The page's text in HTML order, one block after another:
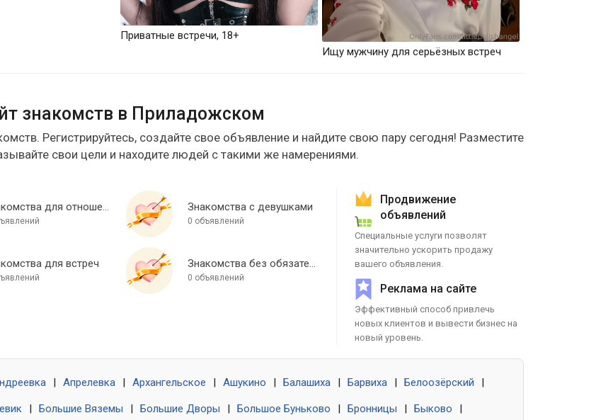
Приватные встречи, 18+
Ищу мужчину для серьёзных встреч
знакомств в Приладожском
Регистрируйтесь, создайте свое объявление и найдите свою пару сегодня! Разместите
свои цели и находите людей с такими же намерениями.
Знакомства для отношений Знакомства с девушками
0 объявлений
для встреч Знакомства без обязательств
0 объявлений
Продвижение
объявлений
Специальные услуги позволят
значительно ускорить продажу
вашего объявления.
Реклама на сайте
Эффективный способ привлечь
новых клиентов и вывести бизнес на
новый уровень.
Апрелевка Архангельское Ашукино Балашиха Барвиха Белоозёрский
Большие Вяземы Большие Дворы Большое Буньково Бронницы Быково